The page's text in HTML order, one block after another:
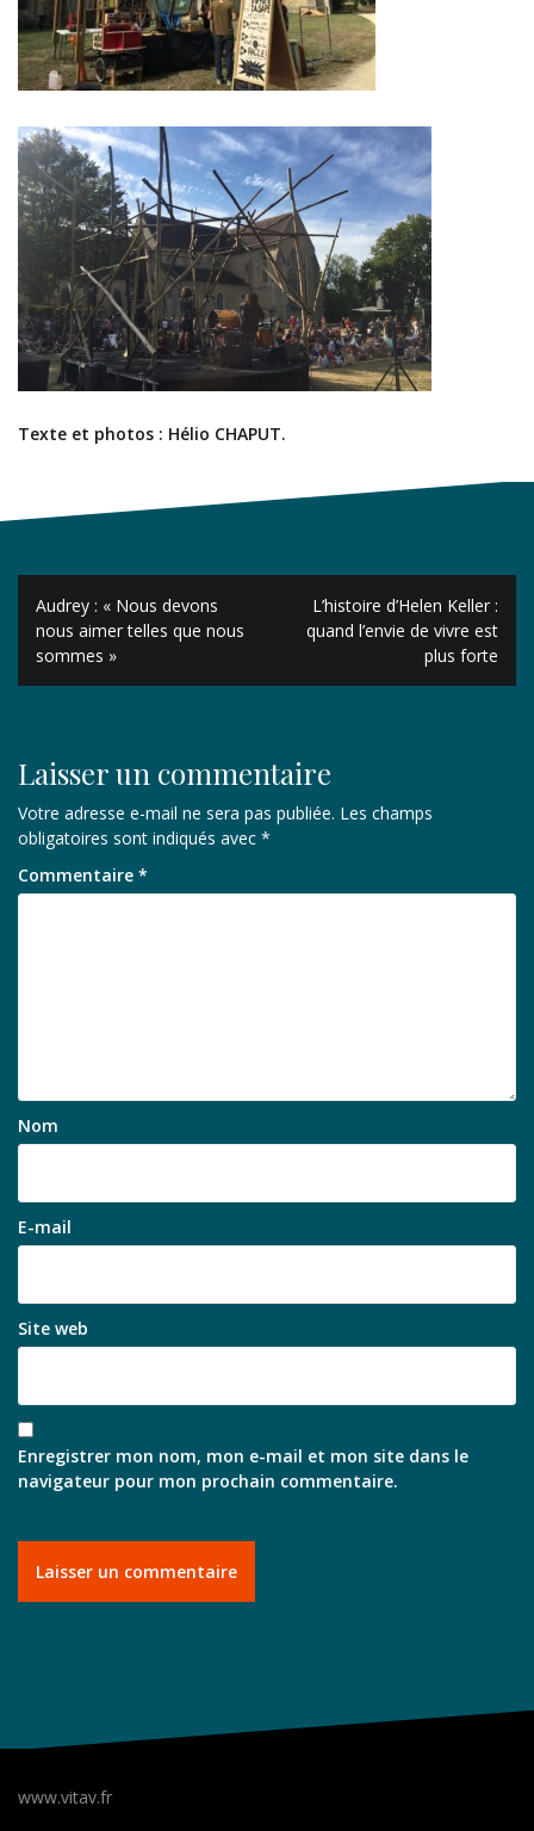
Texte et photos : Hélio CHAPUT.
Navigation
de
l’article
Audrey : « Nous devons
nous aimer telles que nous
sommes »
L’histoire d’Helen Keller :
quand l’envie de vivre est
plus forte
Laisser un commentaire
Votre adresse e-mail ne sera pas publiée. Les champs
obligatoires sont indiqués avec *
Commentaire *
Nom
E-mail
Site web
Enregistrer mon nom, mon e-mail et mon site dans le
navigateur pour mon prochain commentaire.
www.vitav.fr